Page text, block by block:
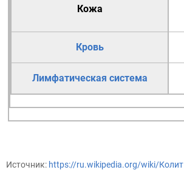
Кожа
Кровь
Лимфатическая система
Источник: https://ru.wikipedia.org/wiki/Колит